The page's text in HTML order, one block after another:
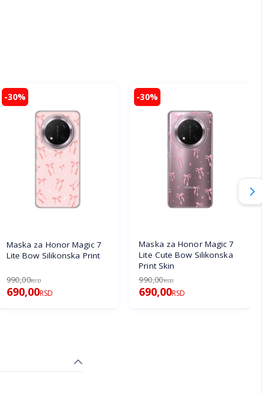
-30%
Maska za Honor Magic 7
Lite Bow Silikonska Print
990,00RSD
690,00RSD
-30%
Maska za Honor Magic 7
Lite Cute Bow Silikonska
Print Skin
990,00RSD
690,00RSD